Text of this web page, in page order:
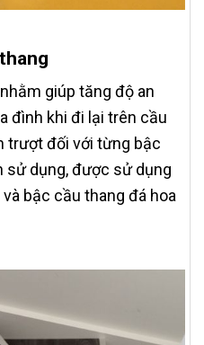
giúp tăng độ an
đình khi đi lại trên cầu
trượt đối với từng bậc
sử dụng, được sử dụng
bậc cầu thang đá hoa